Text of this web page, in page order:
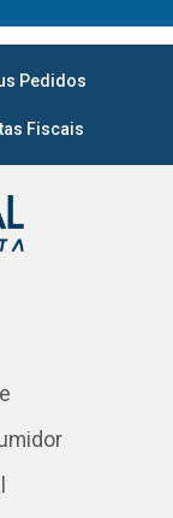
Pedidos
Fiscais